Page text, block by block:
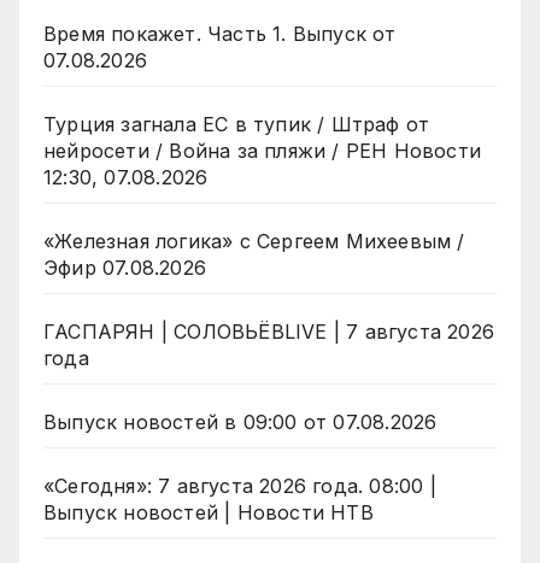
Время покажет. Часть 1. Выпуск от
07.08.2026
Турция загнала ЕС в тупик / Штраф от
нейросети / Война за пляжи / РЕН Новости
12:30, 07.08.2026
«Железная логика» с Сергеем Михеевым /
Эфир 07.08.2026
ГАСПАРЯН | СОЛОВЬЁВLIVE | 7 августа 2026
года
Выпуск новостей в 09:00 от 07.08.2026
«Сегодня»: 7 августа 2026 года. 08:00 |
Выпуск новостей | Новости НТВ